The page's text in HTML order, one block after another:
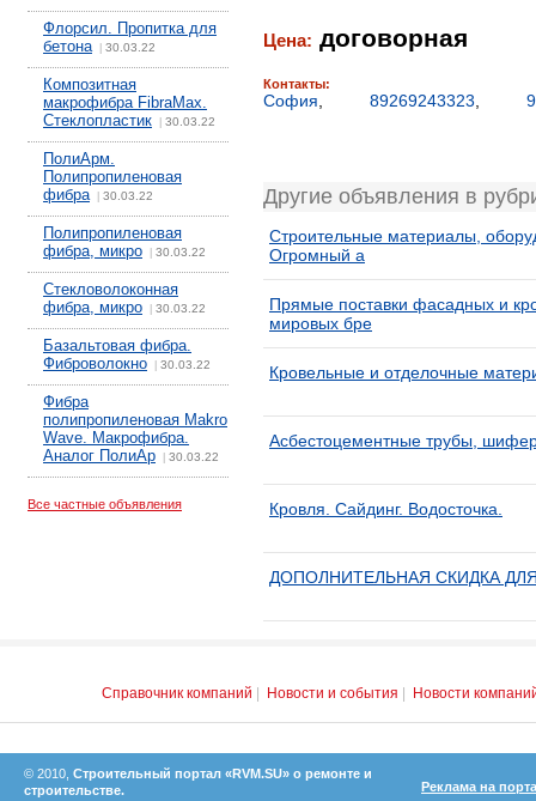
Флорсил. Пропитка для
бетона| 30.03.22
Композитная
макрофибра FibraMax.
Стеклопластик
30.03.22
ПолиАрм.
Полипропиленовая
фибра| 30.03.22
Полипропиленовая
фибра, микро
30.03.22
Стекловолоконная
фибра, микро
30.03.22
Базальтовая фибра.
Фиброволокно
30.03.22
Фибра
полипропиленовая Makro
Wave. Макрофибра.
Аналог ПолиАр
30.03.22
Все частные объявления
Цена: договорная
Контакты:
София 89269243323
Другие объявления в
Строительные материалы,
Огромный а
Прямые поставки фасадных и
мировых бре
Кровельные и отделочные
Асбестоцементные трубы,
Кровля. Сайдинг. Водосточка.
ДОПОЛНИТЕЛЬНАЯ СКИДКА
Справочник компаний Новости и события Новости
© 2010, Строительный портал «RVM.SU» о ремонте и
строительстве.
Реклама на